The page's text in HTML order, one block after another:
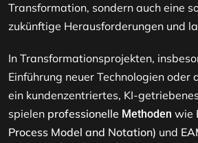
Transformation, sondern auch eine
zukünftige Herausforderungen und
In Transformationsprojekten,
Einführung neuer Technologien oder
ein kundenzentriertes, KI-getriebenes
spielen professionelle Methoden wie
Process Model and Notation) und